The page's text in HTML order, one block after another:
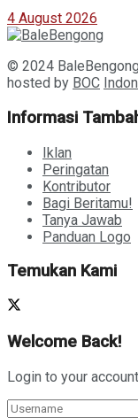
4 August 2026
© 2024
hosted by BOC
Informasi
Iklan
Peringatan
Kontributor
Bagi Beritamu!
Tanya Jawab
Panduan Logo
Temukan Kami
Welcome Back!
Login to your